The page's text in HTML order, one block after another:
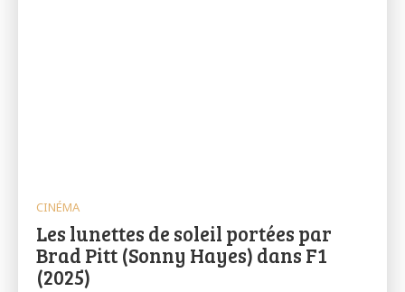
CINÉMA
Les lunettes de soleil portées par
Brad Pitt (Sonny Hayes) dans F1
(2025)